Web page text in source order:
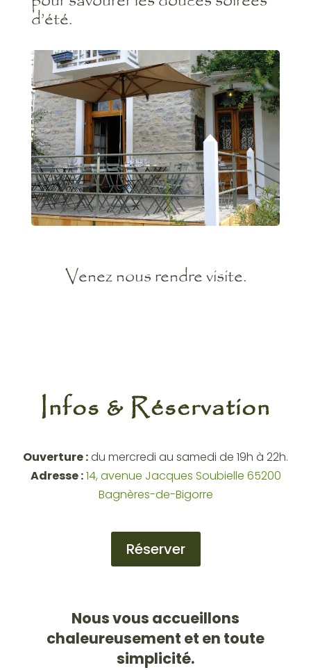
d’été.
Venez nous rendre visite.
Infos & Réservation
Ouverture :du mercredi au samedi de 19h à 22h.
Adresse :14, avenue Jacques Soubielle 65200
Bagnères-de-Bigorre
Réserver
Nous vous accueillons
chaleureusement et en toute
simplicité.